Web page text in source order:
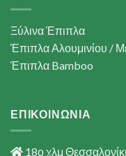
Ξύλινα Έπιπλα
Έπιπλα Αλουμινίου /
Έπιπλα Bamboo
ΕΠΙΚΟΙΝΩΝΙΑ
18ο χλμ